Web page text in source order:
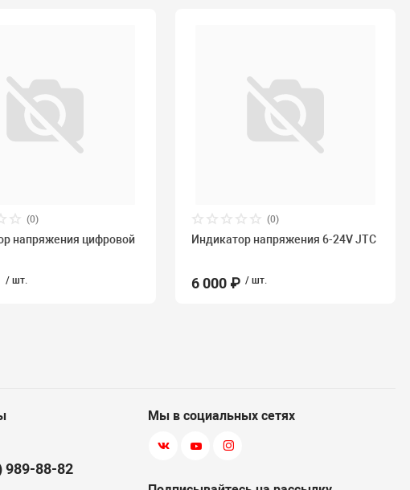
(0)
напряжения цифровой
/ шт.
(0)
Индикатор напряжения 6-24V JTC
6 000 ₽ / шт.
989-88-82
Мы в социальных сетях